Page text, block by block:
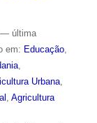
— última
em: Educação,
,
Urbana,
, Agricultura